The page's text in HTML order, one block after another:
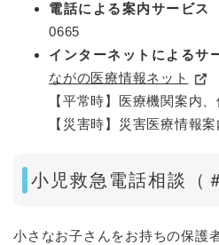
電話による案内サービス
0665
インターネットによるサ
ながの医療情報ネット
【平常時】医療機関案内
【災害時】災害医療情報
小児救急電話相談（
小さなお子さんをお持ちの保護